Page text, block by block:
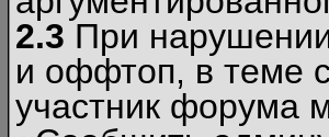
2.3 При
и оффтоп, в теме
участник форума